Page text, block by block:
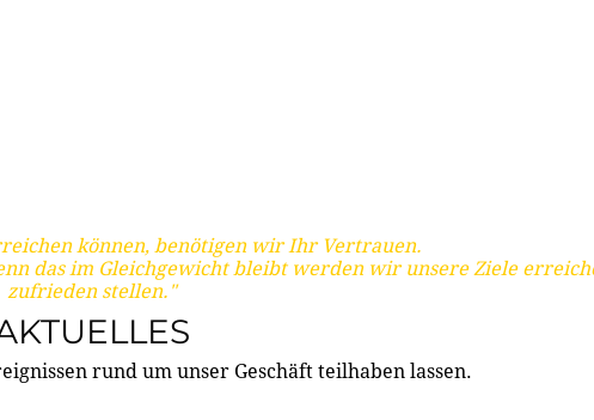
können, benötigen wir Ihr Vertrauen.
das im Gleichgewicht bleibt werden wir unsere Ziele
zufrieden stellen."
rund um unser Geschäft teilhaben lassen.